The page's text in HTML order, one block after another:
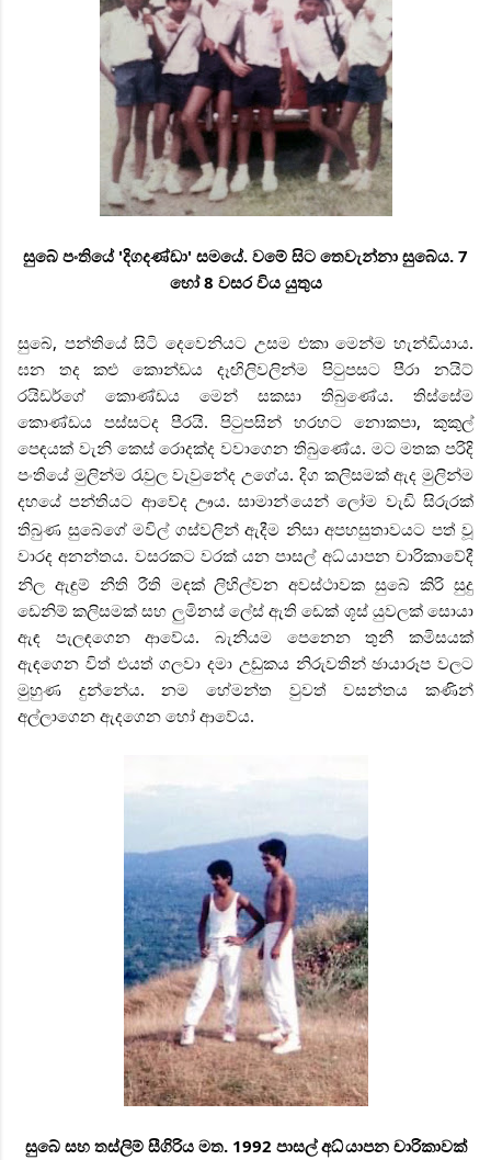
සුබේ පංතියේ 'දිගදණ්ඩා' සමයේ. වමේ සිට තෙවැන්නා සුබේය. 7
හෝ 8 වසර විය යුතුය
සුබේ, පන්තියේ සිටි දෙවෙනියට උසම එකා මෙන්ම හැන්ඩියාය.
ඝන තද කළු කොන්ඩය දෑඟිලිවලින්ම පිටුපසට පීරා නයිට්
රයිඩර්ගේ කොණ්ඩය මෙන් සකසා තිබුණේය. තිස්සේම
කොණ්ඩය පස්සටද පීරයි. පිටුපසින් හරහට නොකපා, කුකුල්
පෙඳයක් වැනි කෙස් රොදක්ද වවාගෙන තිබුණේය. මට මතක පරිදි
පංතියේ මුලින්ම රැවුල වැවුනේද උගේය. දිග කලිසමක් ඇද මුලින්ම
දහයේ පන්තියට ආවේද ඌය. සාමාන්යෙන් ලෝම වැඩි සිරුරක්
තිබුණ සුබේගේ මවිල් ගස්වලින් ඇදීම නිසා අපහසුතාවයට පත් වූ
වාරද අනන්තය. වසරකට වරක් යන පාසල් අධ්යාපන චාරිකාවේදී
නිල ඇඳුම් නීති රීති මඳක් ලිහිල්වන අවස්ථාවක සුබේ කිරි සුදු
ඩෙනිම් කලිසමක් සහ ලුමිනස් ලේස් ඇති ඩෙක් ශූස් යුවලක් සොයා
ඇඳ පැලඳගෙන ආවේය. බැනියම පෙනෙන තුනී කමිසයක්
ඇඳගෙන විත් එයත් ගලවා දමා උඩුකය නිරුවතින් ඡායාරූප වලට
මුහුණ දුන්නේය. නම හේමන්ත වුවත් වසන්තය කණින්
අල්ලාගෙන ඇදගෙන හෝ ආවේය.
සුබේ සහ තස්ලිම් සීගිරිය මත. 1992 පාසල් අධ්යාපන චාරිකාවක්